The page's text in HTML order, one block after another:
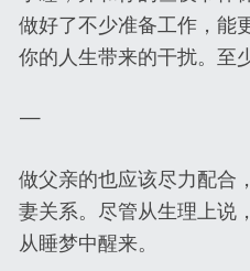
做好了不少准备工作，能
你的人生带来的干扰。至
—
做父亲的也应该尽力配合
妻关系。尽管从生理上说
从睡梦中醒来。